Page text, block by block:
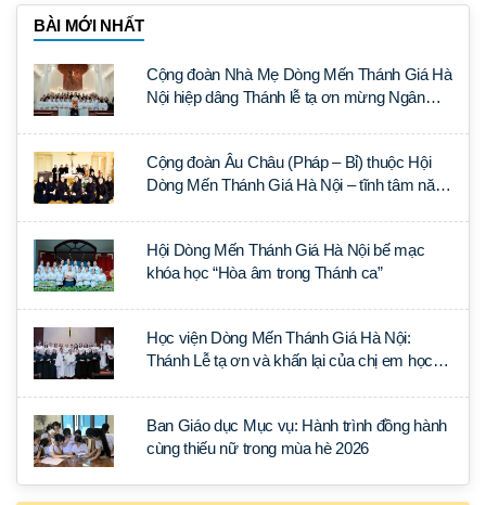
BÀI MỚI NHẤT
Cộng đoàn Nhà Mẹ Dòng Mến Thánh Giá Hà
Nội hiệp dâng Thánh lễ tạ ơn mừng Ngân
Cộng đoàn Âu Châu (Pháp – Bỉ) thuộc Hội
Dòng Mến Thánh Giá Hà Nội – tĩnh tâm năm
Hội Dòng Mến Thánh Giá Hà Nội bế mạc
khóa học “Hòa âm trong Thánh ca”
Học viện Dòng Mến Thánh Giá Hà Nội:
Thánh Lễ tạ ơn và khấn lại của chị em học
Ban Giáo dục Mục vụ: Hành trình đồng hành
cùng thiếu nữ trong mùa hè 2026